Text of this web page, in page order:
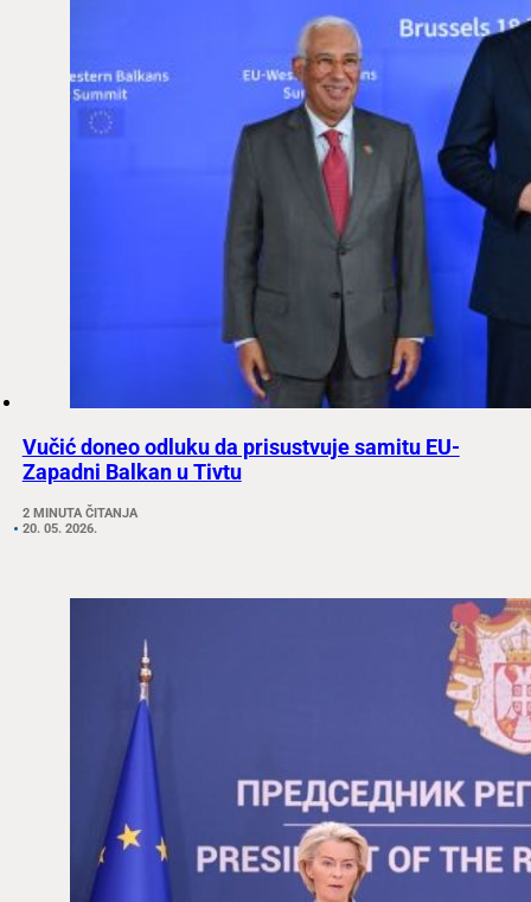
Vučić doneo odluku da prisustvuje samitu EU-
Zapadni Balkan u Tivtu
2 MINUTA ČITANJA
20. 05. 2026.